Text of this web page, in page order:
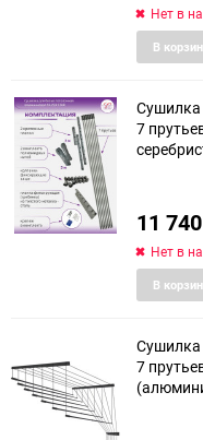
Нет в
В
Сушилка
7
11 740
Нет в
В
еще 10 фото
Сушилка
7